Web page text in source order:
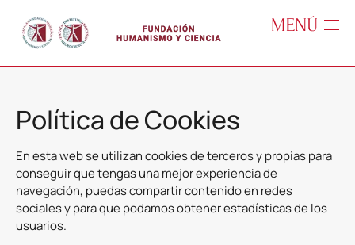
Política de Cookies
En esta web se utilizan cookies de terceros y propias para
conseguir que tengas una mejor experiencia de
navegación, puedas compartir contenido en redes
sociales y para que podamos obtener estadísticas de los
usuarios.